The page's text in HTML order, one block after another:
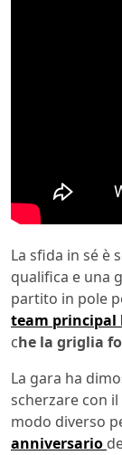
La sfida in sé è
qualifica e una
partito in pole
team principal
che la griglia
La gara ha
scherzare con
modo diverso
anniversario